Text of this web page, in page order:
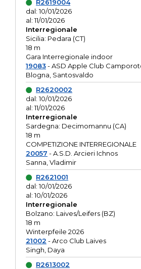
R2619004
dal: 10/01/2026
al: 11/01/2026
Interregionale
Sicilia: Pedara (CT)
18 m
Gara Interregionale indoor
19083- ASD Apple Club
Blogna, Santosvaldo
R2620002
dal: 10/01/2026
al: 11/01/2026
Interregionale
Sardegna: Decimomannu (CA)
18 m
COMPETIZIONE INTERREGIONALE
20057 - A.S.D. Arcieri Ichnos
Sanna, Vladimir
R2621001
dal: 10/01/2026
al: 10/01/2026
Interregionale
Bolzano: Laives/Leifers (BZ)
18 m
Winterpfeile 2026
21002 - Arco Club Laives
Singh, Daya
R2613002